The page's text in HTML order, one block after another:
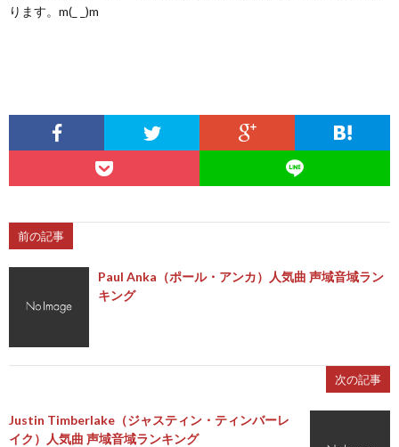
ります。m(_ _)m
前の記事
Paul Anka（ポール・アンカ）人気曲 声域音域ラン
キング
次の記事
Justin Timberlake（ジャスティン・ティンバーレ
イク）人気曲 声域音域ランキング